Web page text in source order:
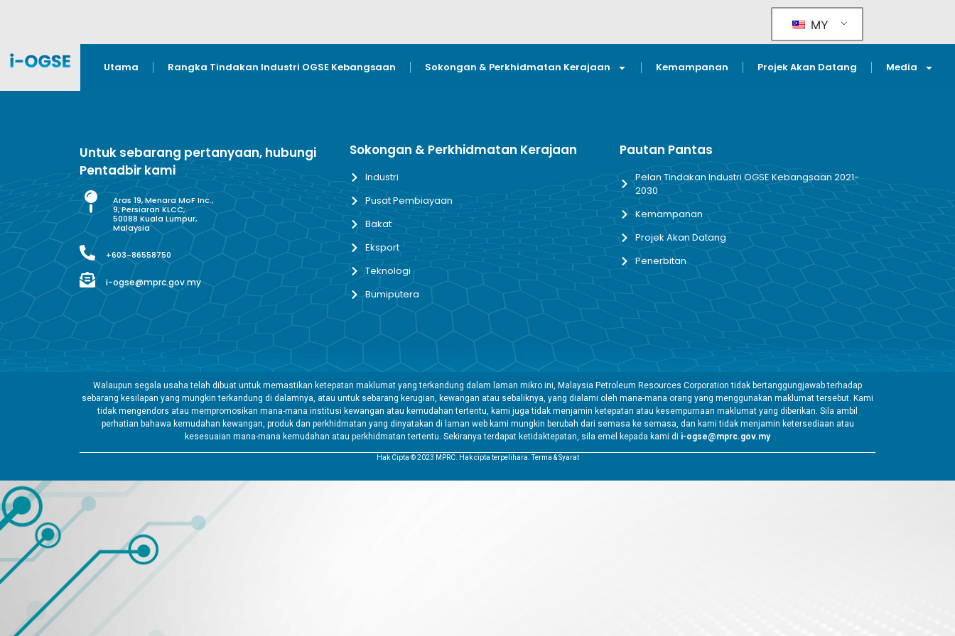
MY
Utama Rangka Tindakan Industri OGSE Kebangsaan Sokongan & Perkhidmatan Kerajaan Kemampanan Projek Akan Datang Media
Untuk sebarang pertanyaan, hubungi
Pentadbir kami
Aras 19, Menara MoF Inc.,
9, Persiaran KLCC,
50088 Kuala Lumpur,
Malaysia
+603-86558750
i-ogse@mprc.gov.my
Sokongan & Perkhidmatan Kerajaan
Industri
Pusat Pembiayaan
Bakat
Eksport
Teknologi
Bumiputera
Pautan Pantas
Pelan Tindakan Industri OGSE Kebangsaan 2021-
2030
Kemampanan
Projek Akan Datang
Penerbitan
Walaupun segala usaha telah dibuat untuk memastikan ketepatan maklumat yang terkandung dalam laman mikro ini, Malaysia Petroleum Resources Corporation tidak bertanggungjawab terhadap
sebarang kesilapan yang mungkin terkandung di dalamnya, atau untuk sebarang kerugian, kewangan atau sebaliknya, yang dialami oleh mana-mana orang yang menggunakan maklumat tersebut. Kami
tidak mengendors atau mempromosikan mana-mana institusi kewangan atau kemudahan tertentu, kami juga tidak menjamin ketepatan atau kesempurnaan maklumat yang diberikan. Sila ambil
perhatian bahawa kemudahan kewangan, produk dan perkhidmatan yang dinyatakan di laman web kami mungkin berubah dari semasa ke semasa, dan kami tidak menjamin ketersediaan atau
kesesuaian mana-mana kemudahan atau perkhidmatan tertentu. Sekiranya terdapat ketidaktepatan, sila emel kepada kami di i-ogse@mprc.gov.my
Hak Cipta © 2023 MPRC. Hak cipta terpelihara. Terma & Syarat